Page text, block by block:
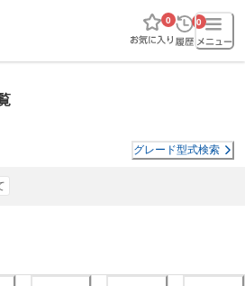
0 0
グレード型式検索